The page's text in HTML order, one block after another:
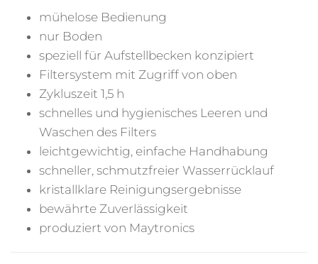
mühelose Bedienung
nur Boden
speziell für Aufstellbecken konzipiert
Filtersystem mit Zugriff von oben
Zykluszeit 1,5 h
schnelles und hygienisches Leeren und
Waschen des Filters
leichtgewichtig, einfache Handhabung
schneller, schmutzfreier Wasserrücklauf
kristallklare Reinigungsergebnisse
bewährte Zuverlässigkeit
produziert von Maytronics